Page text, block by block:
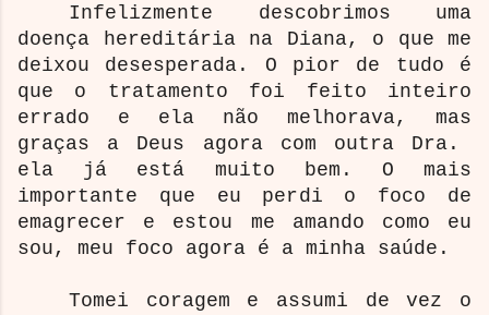
Infelizmente descobrimos uma
doença hereditária na Diana, o que me
deixou desesperada. O pior de tudo é
que o tratamento foi feito inteiro
errado e ela não melhorava, mas
graças a Deus agora com outra Dra.
ela já está muito bem. O mais
importante que eu perdi o foco de
emagrecer e estou me amando como eu
sou, meu foco agora é a minha saúde.
Tomei coragem e assumi de vez o